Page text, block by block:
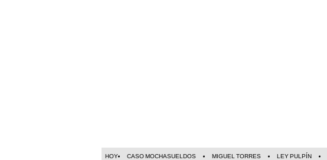
HOY CASO MOCHASUELDOS MIGUEL TORRES LEY PULPÍN